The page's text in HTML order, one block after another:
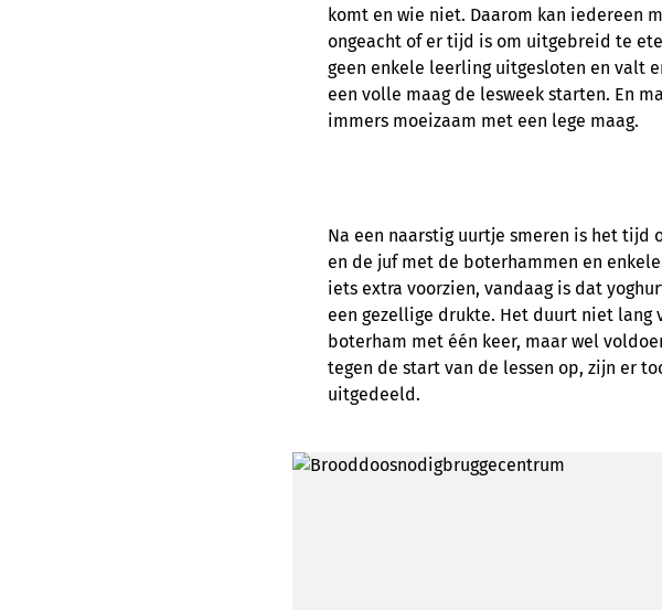
komt en wie niet. Daarom kan iedereen
ongeacht of er tijd is om uitgebreid te
geen enkele leerling uitgesloten en valt
een volle maag de lesweek starten. En
immers moeizaam met een lege maag.
Na een naarstig uurtje smeren is het
en de juf met de boterhammen en
iets extra voorzien, vandaag is dat
een gezellige drukte. Het duurt niet lang
boterham met één keer, maar wel
tegen de start van de lessen op, zijn er
uitgedeeld.